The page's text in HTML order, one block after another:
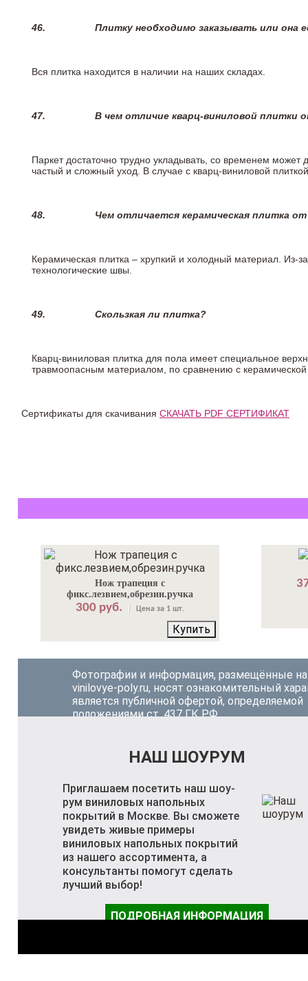
46. Плитку необходимо заказывать или она
Вся плитка находится в наличии на наших складах.
47. В чем отличие кварц-виниловой плитки
Паркет достаточно трудно укладывать, со временем
частый и сложный уход. В случае с кварц-виниловой
48. Чем отличается керамическая плитка
Керамическая плитка – хрупкий и холодный материал. Из-
технологические швы.
49. Скользкая ли плитка?
Кварц-виниловая плитка для пола имеет специальное
травмоопасным материалом, по сравнению с
Сертификаты для скачивания СКАЧАТЬ PDF СЕРТИФИКАТ
Нож трапеция с
фикс.лезвием,обрезин.ручка
300 руб. Цена за 1 шт.
Купить
Фотографии и информация, размещённые на
vinilovye-poly.ru, носят ознакомительный
является публичной офертой, определяемой
положениями ст. 437 ГК РФ.
НАШ ШОУРУМ
Приглашаем посетить наш шоу-
рум виниловых напольных
покрытий в Москве. Вы сможете
увидеть живые примеры
виниловых напольных покрытий
из нашего ассортимента, а
консультанты помогут сделать
лучший выбор!
ПОДРОБНАЯ ИНФОРМАЦИЯ